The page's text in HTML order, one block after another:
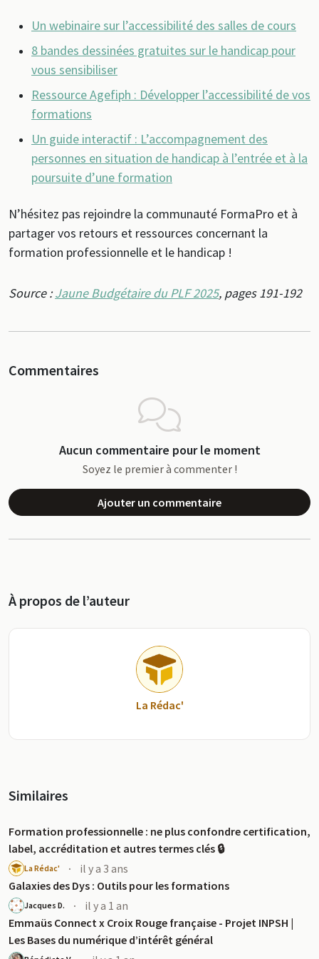
Un webinaire sur l’accessibilité des salles de cours
8 bandes dessinées gratuites sur le handicap pour
vous sensibiliser
Ressource Agefiph : Développer l’accessibilité de vos
formations
Un guide interactif : L’accompagnement des
personnes en situation de handicap à l’entrée et à la
poursuite d’une formation
N’hésitez pas rejoindre la communauté FormaPro et à
partager vos retours et ressources concernant la
formation professionnelle et le handicap !
Source :Jaune Budgétaire du PLF 2025, pages 191-192
Commentaires
Aucun commentaire pour le moment
Soyez le premier à commenter !
Ajouter un commentaire
À propos de l’auteur
La Rédac'
Similaires
Formation professionnelle : ne plus confondre certification,
label, accréditation et autres termes clés 🔒
La Rédac' ·
il y a 3 ans
Galaxies des Dys : Outils pour les formations
Jacques D. ·
il y a 1 an
Emmaüs Connect x Croix Rouge française - Projet INPSH |
Les Bases du numérique d’intérêt général